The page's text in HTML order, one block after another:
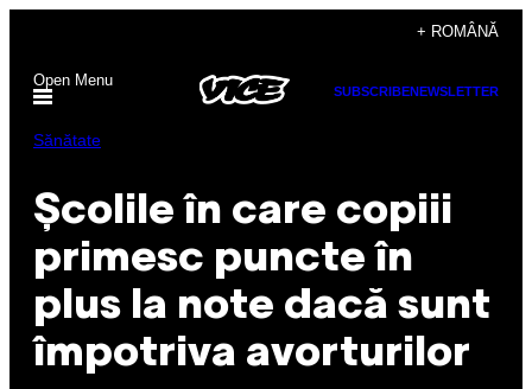
content
+ ROMÂNĂ
Open Menu
SUBSCRIBENEWSLETTER
Sănătate
Școlile în care copiii
primesc puncte în
plus la note dacă sunt
împotriva avorturilor